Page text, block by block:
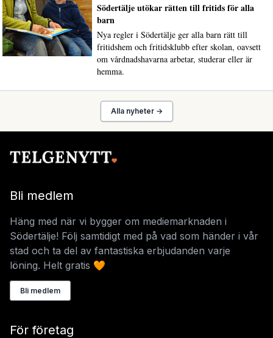
Södertälje utökar rätten till fritids för alla
barn
Nya regler i Södertälje ger alla barn rätt till
fritidshem och fritidsklubb efter skolan, oavsett
om vårdnadshavarna arbetar, studerar eller är
hemma.
Alla nyheter →
Bli medlem
Häng med när vi bygger om mediemarknaden i
Södertälje! Följ samtidigt med på vad som händer i vår
stad och ta del av fantastiska erbjudanden varje
löning. Helt gratis 🧡
Bli medlem
För företag